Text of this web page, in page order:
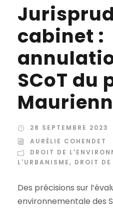
cabinet :
SCoT du
28 SEPTEMBRE 2023
AURÉLIE COHENDET
DROIT DE
L'URBANISME, DROIT
Des précisions sur
environnementale des